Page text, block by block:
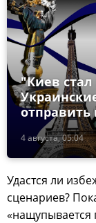
4 августа, 05:04
"Киев
отправить
Удастся ли
сценариев?
«нащупывается